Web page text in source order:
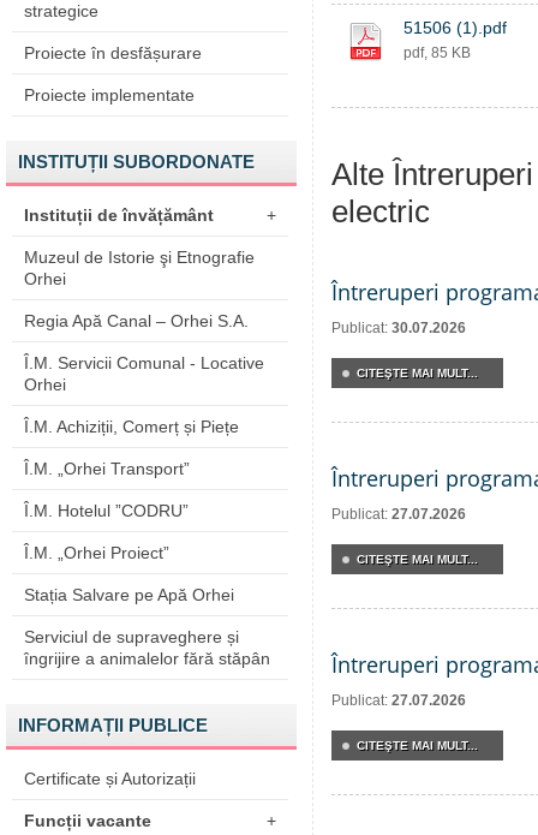
strategice
Proiecte în desfășurare
Proiecte implementate
INSTITUȚII SUBORDONATE
Instituții de învățământ +
Muzeul de Istorie şi Etnografie
Orhei
Regia Apă Canal – Orhei S.A.
Î.M. Servicii Comunal - Locative
Orhei
Î.M. Achiziții, Comerț și Piețe
Î.M. „Orhei Transport”
Î.M. Hotelul ”CODRU”
Î.M. „Orhei Proiect”
Stația Salvare pe Apă Orhei
Serviciul de supraveghere și
îngrijire a animalelor fără stăpân
INFORMAȚII PUBLICE
Certificate și Autorizații
Funcții vacante +
51506 (1).pdf
pdf, 85 KB
Alte
electric
Întreruperi
Publicat: 30.07.2026
CITEŞTE MAI MULT...
Întreruperi
Publicat: 27.07.2026
CITEŞTE MAI MULT...
Întreruperi
Publicat: 27.07.2026
CITEŞTE MAI MULT...